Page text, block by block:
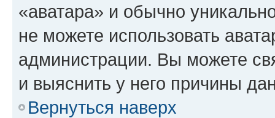
«аватара» и обычно
не можете использовать
администрации. Вы можете
и выяснить у него причины
Вернуться наверх